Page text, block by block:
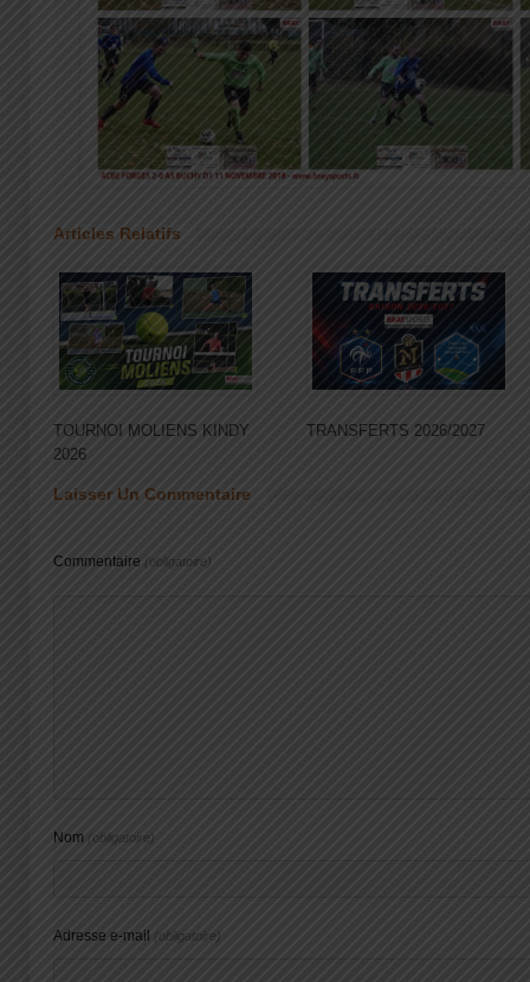
Articles Relatifs
TOURNOI MOLIENS KINDY
2026
TRANSFERTS 2026/2027
Laisser Un Commentaire
Commentaire (obligatoire)
Nom (obligatoire)
Adresse e-mail (obligatoire)